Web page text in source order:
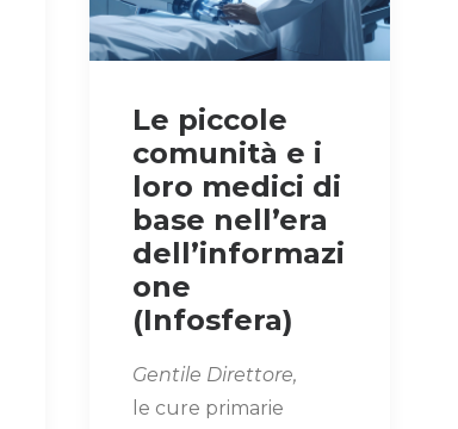
Le piccole
comunità e i
loro medici di
base nell’era
dell’informazi
one
(Infosfera)
Gentile Direttore,
le cure primarie